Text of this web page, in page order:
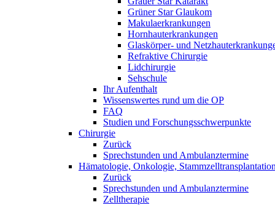
Grüner Star Glaukom
Makulaerkrankungen
Hornhauterkrankungen
Glaskörper- und
Refraktive Chirurgie
Lidchirurgie
Sehschule
Ihr Aufenthalt
Wissenswertes rund um die OP
FAQ
Studien und Forschungsschwerpunkte
Chirurgie
Zurück
Sprechstunden und Ambulanztermine
Hämatologie, Onkologie,
Zurück
Sprechstunden und Ambulanztermine
Zelltherapie